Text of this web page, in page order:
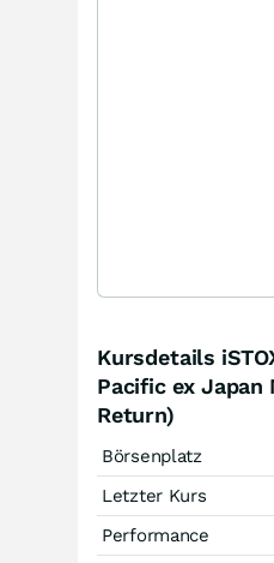
Kursdetails
Pacific ex
Return)
Börsenplatz
Letzter Kurs
Performance